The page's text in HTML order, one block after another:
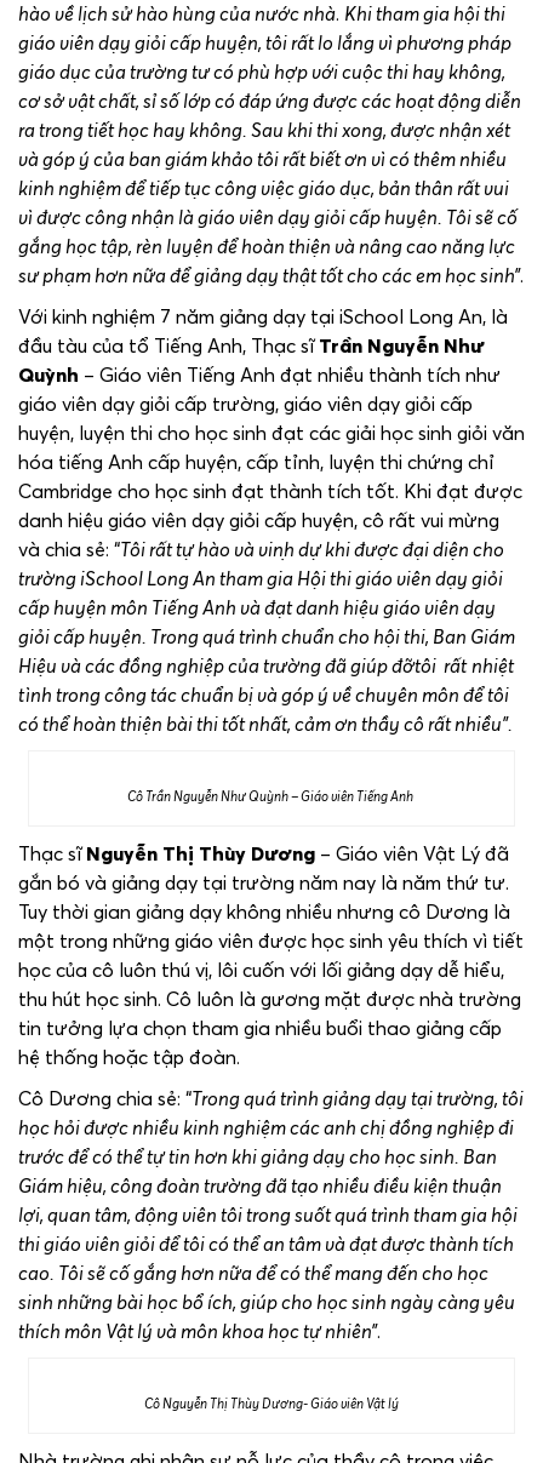
hào về lịch sử hào hùng của nước nhà. Khi tham gia hội thi
giáo viên dạy giỏi cấp huyện, tôi rất lo lắng vì phương pháp
giáo dục của trường tư có phù hợp với cuộc thi hay không,
cơ sở vật chất, sỉ số lớp có đáp ứng được các hoạt động diễn
ra trong tiết học hay không. Sau khi thi xong, được nhận xét
và góp ý của ban giám khảo tôi rất biết ơn vì có thêm nhiều
kinh nghiệm để tiếp tục công việc giáo dục, bản thân rất vui
vì được công nhận là giáo viên dạy giỏi cấp huyện. Tôi sẽ cố
gắng học tập, rèn luyện để hoàn thiện và nâng cao năng lực
sư phạm hơn nữa để giảng dạy thật tốt cho các em học sinh”.
Với kinh nghiệm 7 năm giảng dạy tại iSchool Long An, là
đầu tàu của tổ Tiếng Anh, Thạc sĩTrần Nguyễn Như
Quỳnh – Giáo viên Tiếng Anh đạt nhiều thành tích như
giáo viên dạy giỏi cấp trường, giáo viên dạy giỏi cấp
huyện, luyện thi cho học sinh đạt các giải học sinh giỏi văn
hóa tiếng Anh cấp huyện, cấp tỉnh, luyện thi chứng chỉ
Cambridge cho học sinh đạt thành tích tốt. Khi đạt được
danh hiệu giáo viên dạy giỏi cấp huyện, cô rất vui mừng
và chia sẻ: “Tôi rất tự hào và vinḥ dự khi được đại diện cho
trường iSchool Long An tham gia Hội thi giáo viên dạy giỏi
cấp huyện môn Tiếng Anh và đạt danh hiệu giáo viên dạy
giỏi cấp huyện. Trong quá trình chuẩn cho hội thi, Ban Giám
Hiệu và các đồng nghiệp của trường đã giúp đỡtôi rất nhiệt
tình trong công tác chuẩn bị và góp ý về chuyên môn để tôi
có thể hoàn thiện bài thi tốt nhất, cảm ơn thầy cô rất nhiều”.
Cô Trần Nguyễn Như Quỳnh – Giáo viên Tiếng Anh
Thạc sĩNguyễn Thị Thùy Dương – Giáo viên Vật Lý đã
gắn bó và giảng dạy tại trường năm nay là năm thứ tư.
Tuy thời gian giảng dạy không nhiều nhưng cô Dương là
một trong những giáo viên được học sinh yêu thích vì tiết
học của cô luôn thú vị, lôi cuốn với lối giảng dạy dễ hiểu,
thu hút học sinh. Cô luôn là gương mặt được nhà trường
tin tưởng lựa chọn tham gia nhiều buổi thao giảng cấp
hệ thống hoặc tập đoàn.
Cô Dương chia sẻ: “Trong quá trình giảng dạy tại trường, tôi
học hỏi được nhiều kinh nghiệm các anh chị đồng nghiệp đi
trước để có thể tự tin hơn khi giảng dạy cho học sinh. Ban
Giám hiệu, công đoàn trường đã tạo nhiều điều kiện thuận
lợi, quan tâm, động viên tôi trong suốt quá trình tham gia hội
thi giáo viên giỏi để tôi có thể an tâm và đạt được thành tích
cao. Tôi sẽ cố gắng hơn nữa để có thể mang đến cho học
sinh những bài học bổ ích, giúp cho học sinh ngày càng yêu
thích môn Vật lý và môn khoa học tự nhiên”.
Cô Nguyễn Thị Thùy Dương- Giáo viên Vật lý